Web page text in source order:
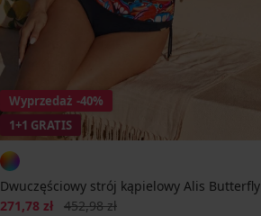
Wyprzedaż -40%
1+1 GRATIS
Dwuczęściowy strój kąpielowy Alis Butterfly
Zniżka
271,78 zł Pierwotna cena
452,98 zł